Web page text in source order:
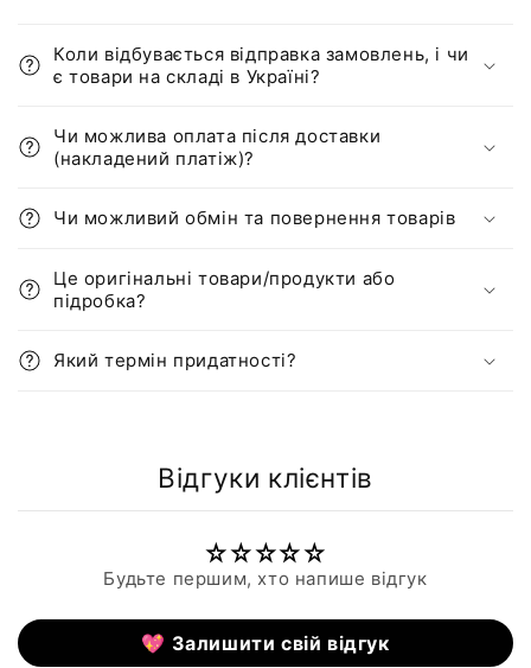
Коли відбувається відправка замовлень, і чи
є товари на складі в Україні?
Чи можлива оплата після доставки
(накладений платіж)?
Чи можливий обмін та повернення товарів
Це оригінальні товари/продукти або
підробка?
Який термін придатності?
Відгуки клієнтів
Будьте першим, хто напише відгук
💖 Залишити свій відгук